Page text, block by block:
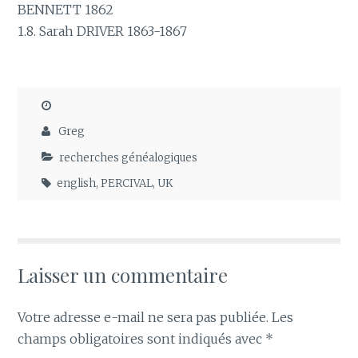
BENNETT 1862
1.8. Sarah DRIVER 1863-1867
Greg
recherches généalogiques
english,PERCIVAL, UK
Laisser un commentaire
Votre adresse e-mail ne sera pas publiée. Les
champs obligatoires sont indiqués avec *